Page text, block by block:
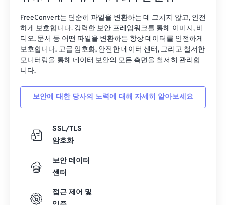
FreeConvert는 단순히 파일을 변환하는 데 그치지 않고, 안전
하게 보호합니다. 강력한 보안 프레임워크를 통해 이미지, 비
디오, 문서 등 어떤 파일을 변환하든 항상 데이터를 안전하게
보호합니다. 고급 암호화, 안전한 데이터 센터, 그리고 철저한
모니터링을 통해 데이터 보안의 모든 측면을 철저히 관리합
니다.
보안에 대한 당사의 노력에 대해 자세히 알아보세요
SSL/TLS
암호화
보안 데이터
센터
접근 제어 및